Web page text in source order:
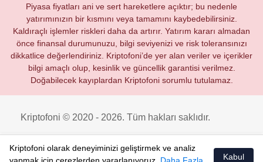
Piyasa fiyatları ani ve sert hareketlere açıktır; bu nedenle
yatırımınızın bir kısmını veya tamamını kaybedebilirsiniz.
Kaldıraçlı işlemler riskleri daha da artırır. Yatırım kararı almadan
önce finansal durumunuzu, bilgi seviyenizi ve risk toleransınızı
dikkatlice değerlendiriniz. Kriptofoni’de yer alan veriler ve içerikler
bilgi amaçlı olup, kesinlik ve güncellik garantisi verilmez.
Doğabilecek kayıplardan Kriptofoni sorumlu tutulamaz.
Kriptofoni © 2020 - 2026. Tüm hakları saklıdır.
Kriptofoni olarak deneyiminizi geliştirmek ve analiz
Kabul